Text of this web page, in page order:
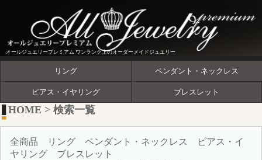
オールジュエリープレミアム ワンランク上のオーダーメイドジュエリー
リング ペンダント・ネックレス
ピアス・イヤリング ブレスレット
HOME > 検索一覧
全商品 リング ペンダント・ネックレス
ピアス・イ
ヤリング
ブレスレット